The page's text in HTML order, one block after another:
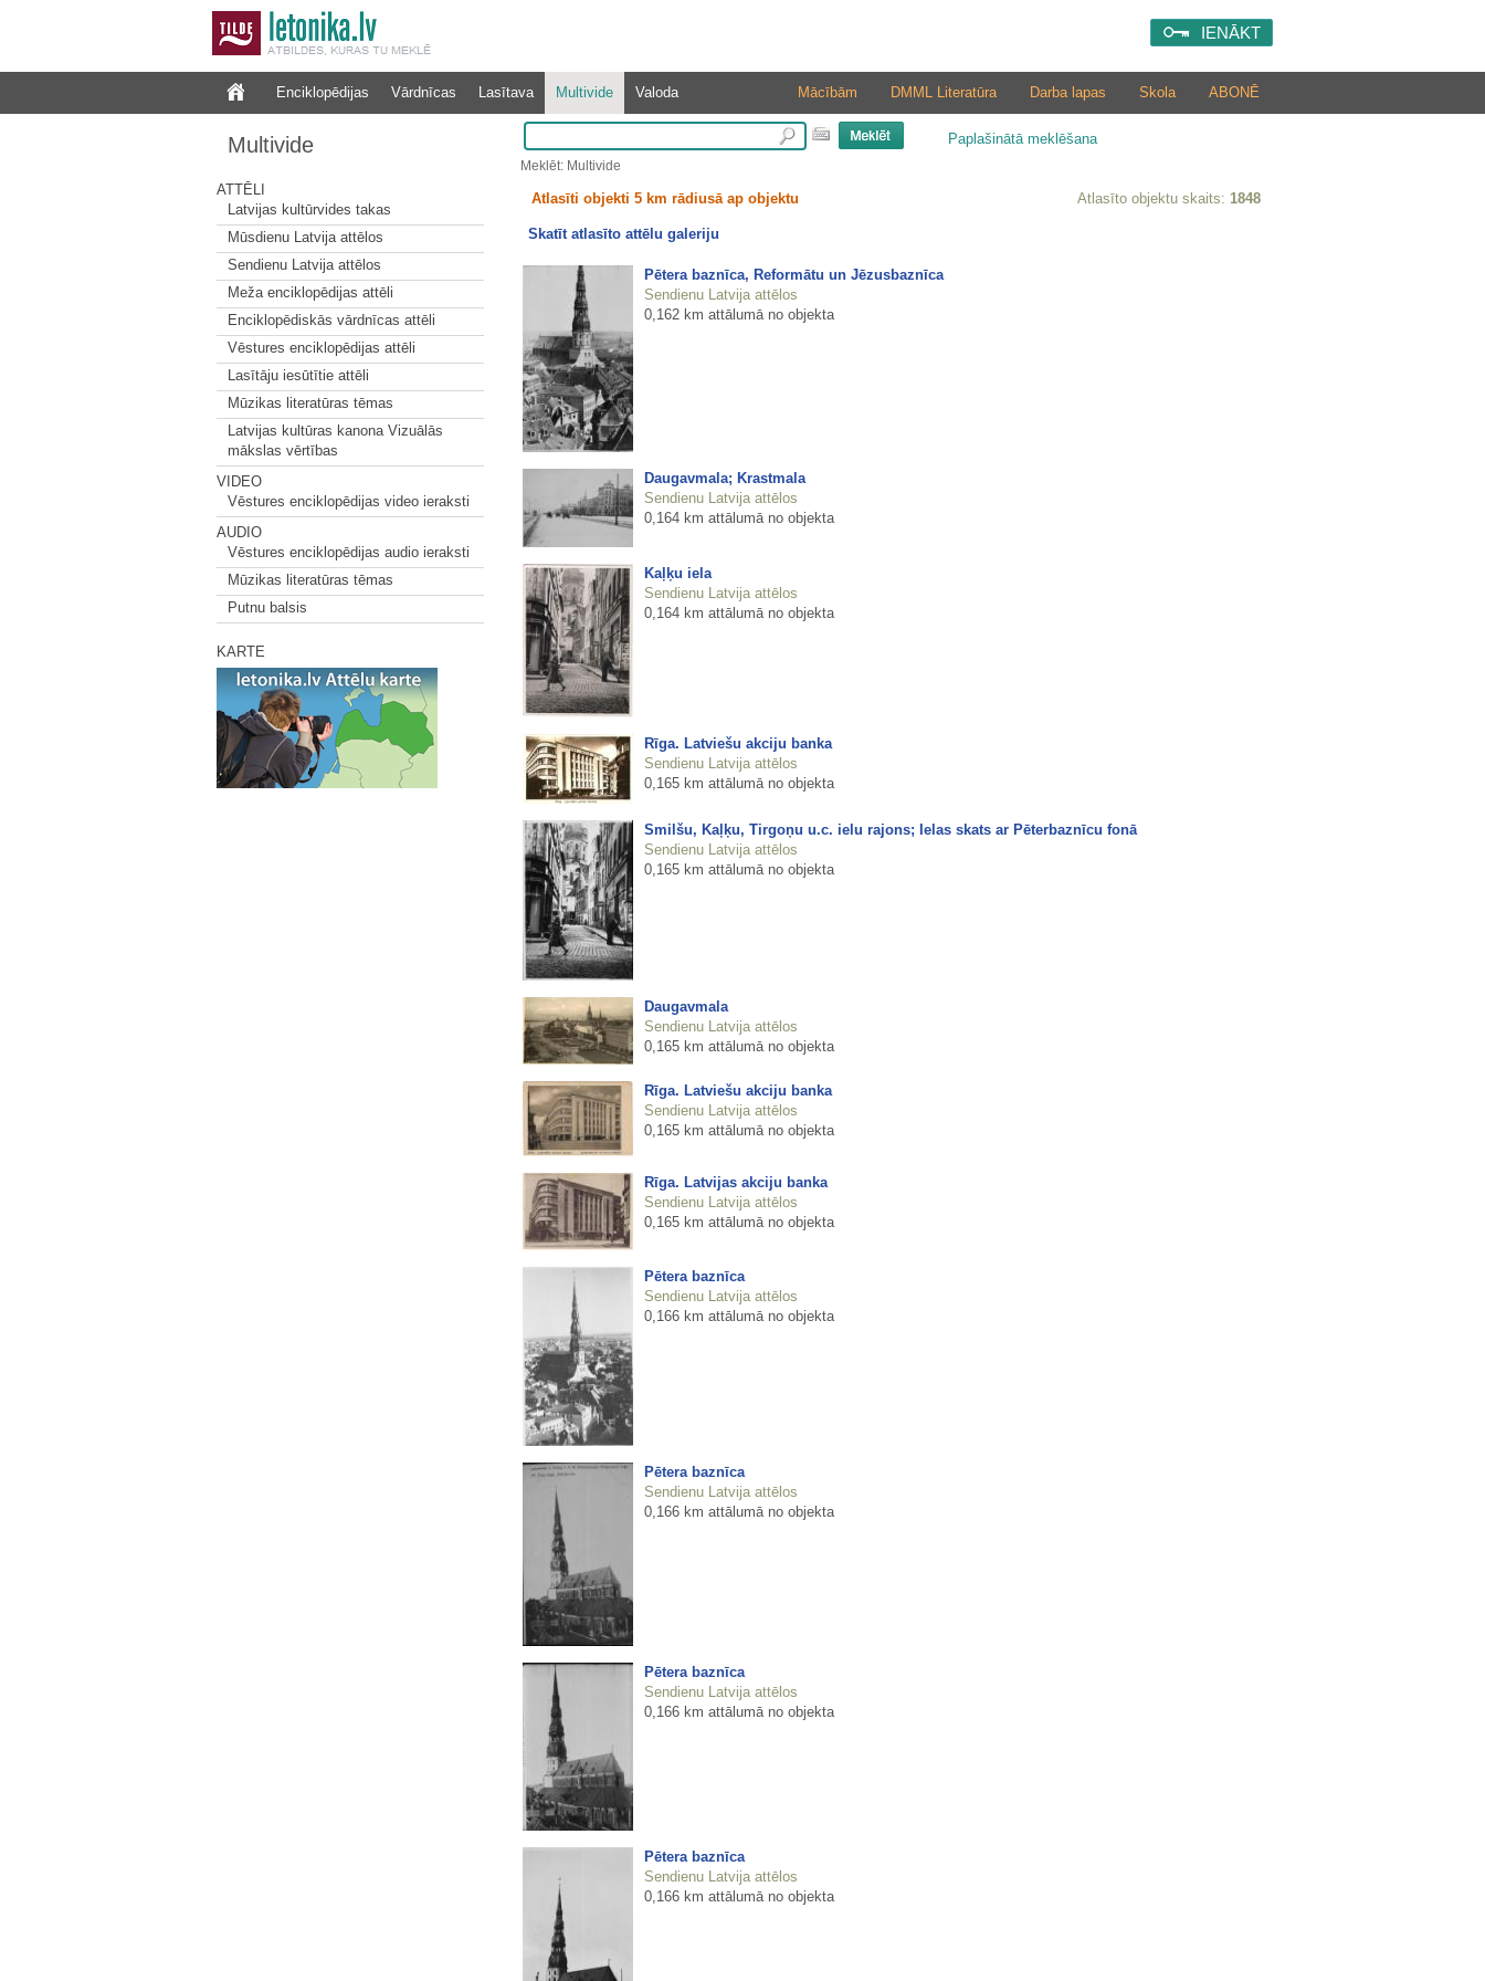
IENĀKT
Enciklopēdijas Vārdnīcas Lasītava Multivide Valoda ABONĒ
Skola
Darba lapas
DMML Literatūra
Mācībām
Multivide
ATTĒLI
Latvijas kultūrvides takas
Mūsdienu Latvija attēlos
Sendienu Latvija attēlos
Meža enciklopēdijas attēli
Enciklopēdiskās vārdnīcas attēli
Vēstures enciklopēdijas attēli
Lasītāju iesūtītie attēli
Mūzikas literatūras tēmas
Latvijas kultūras kanona Vizuālās
mākslas vērtības
VIDEO
Vēstures enciklopēdijas video ieraksti
AUDIO
Vēstures enciklopēdijas audio ieraksti
Mūzikas literatūras tēmas
Putnu balsis
KARTE
Paplašinātā meklēšana
Meklēt: Multivide
Atlasīti objekti 5 km rādiusā ap objektu Atlasīto objektu skaits: 1848
Skatīt atlasīto attēlu galeriju
Pētera baznīca, Reformātu un Jēzusbaznīca
Sendienu Latvija attēlos
0,162 km attālumā no objekta
Daugavmala; Krastmala
Sendienu Latvija attēlos
0,164 km attālumā no objekta
Kaļķu iela
Sendienu Latvija attēlos
0,164 km attālumā no objekta
Rīga. Latviešu akciju banka
Sendienu Latvija attēlos
0,165 km attālumā no objekta
Smilšu, Kaļķu, Tirgoņu u.c. ielu rajons; Ielas skats ar Pēterbaznīcu fonā
Sendienu Latvija attēlos
0,165 km attālumā no objekta
Daugavmala
Sendienu Latvija attēlos
0,165 km attālumā no objekta
Rīga. Latviešu akciju banka
Sendienu Latvija attēlos
0,165 km attālumā no objekta
Rīga. Latvijas akciju banka
Sendienu Latvija attēlos
0,165 km attālumā no objekta
Pētera baznīca
Sendienu Latvija attēlos
0,166 km attālumā no objekta
Pētera baznīca
Sendienu Latvija attēlos
0,166 km attālumā no objekta
Pētera baznīca
Sendienu Latvija attēlos
0,166 km attālumā no objekta
Pētera baznīca
Sendienu Latvija attēlos
0,166 km attālumā no objekta